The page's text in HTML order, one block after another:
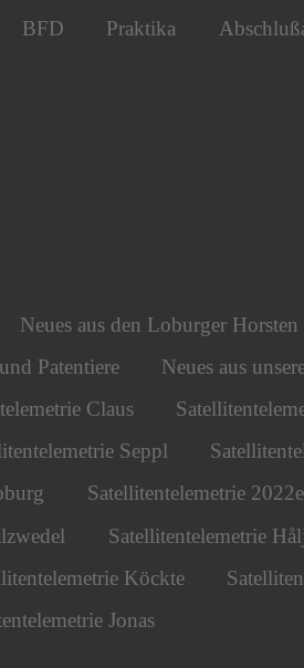
BFD Praktika
Neues aus den Loburger Horsten
Patentiere
Neues aus
Claus
Seppl
Satellitentelemetrie
Satellitentelemetrie
Köckte
Jonas